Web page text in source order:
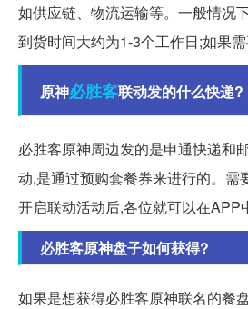
如供应链、物流运输等。一般情况
到货时间大约为1-3个工作日;如果需
原神必胜客联动发的什么快递?
必胜客原神周边发的是申通快递和
动,是通过预购套餐券来进行的。需
开启联动活动后,各位就可以在APP
必胜客原神盘子如何获得?
如果是想获得必胜客原神联名的餐